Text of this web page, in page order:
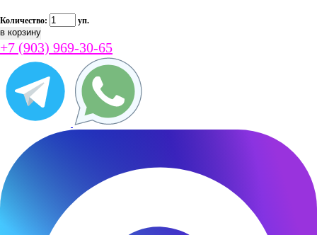
Количество: уп.
+7 (903) 969-30-65